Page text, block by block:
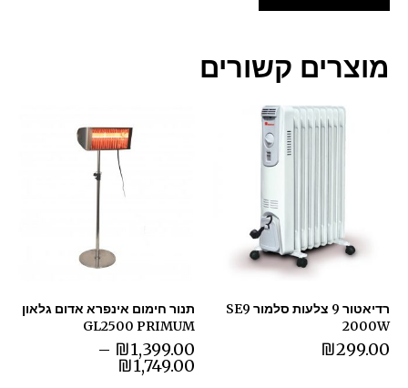
מוצרים קשורים
רדיאטור 9 צלעות סלמור SE9
2000W
₪299.00
תנור חימום אינפרא אדום גלאון
GL2500 PRIMUM
₪1,399.00
–
₪1,749.00